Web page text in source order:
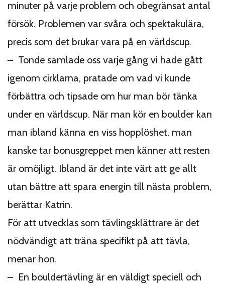
minuter på varje problem och obegränsat antal
försök. Problemen var svåra och spektakulära,
precis som det brukar vara på en världscup.
– Tonde samlade oss varje gång vi hade gått
igenom cirklarna, pratade om vad vi kunde
förbättra och tipsade om hur man bör tänka
under en världscup. När man kör en boulder kan
man ibland känna en viss hopplöshet, man
kanske tar bonusgreppet men känner att resten
är omöjligt. Ibland är det inte värt att ge allt
utan bättre att spara energin till nästa problem,
berättar Katrin.
För att utvecklas som tävlingsklättrare är det
nödvändigt att träna specifikt på att tävla,
menar hon.
– En bouldertävling är en väldigt speciell och